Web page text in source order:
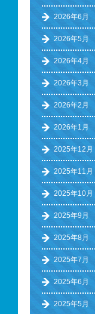
2026年6月
2026年5月
2026年4月
2026年3月
2026年2月
2026年1月
2025年12月
2025年11月
2025年10月
2025年9月
2025年8月
2025年7月
2025年6月
2025年5月